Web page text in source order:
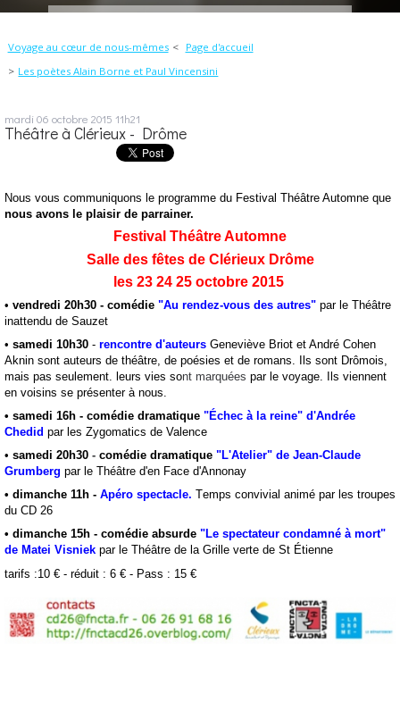
Voyage au cœur de nous-mêmes
Page d'accueil
Les poètes Alain Borne et Paul Vincensini
mardi 06 octobre 2015 11h21
Théâtre à Clérieux - Drôme
Nous vous communiquons le programme du Festival Théâtre Automne que
nous avons le plaisir de parrainer.
Festival Théâtre Automne
Salle des fêtes de Clérieux Drôme
les 23 24 25 octobre 2015
• vendredi 20h30 - comédie "Au rendez-vous des autres" par le Théâtre
inattendu de Sauzet
• samedi 10h30 - rencontre d'auteurs Geneviève Briot et André Cohen
Aknin sont auteurs de théâtre, de poésies et de romans. Ils sont Drômois,
mais pas seulement. leurs vies sont marquées par le voyage. Ils viennent
en voisins se présenter à nous.
• samedi 16h - comédie dramatique "Échec à la reine" d'Andrée
Chedid par les Zygomatics de Valence
• samedi 20h30 - comédie dramatique "L'Atelier" de Jean-Claude
Grumberg par le Théâtre d'en Face d'Annonay
• dimanche 11h - Apéro spectacle. Temps convivial animé par les troupes
du CD 26
• dimanche 15h - comédie absurde "Le spectateur condamné à mort"
de Matei Visniek par le Théâtre de la Grille verte de St Étienne
tarifs :10 € - réduit : 6 € - Pass : 15 €